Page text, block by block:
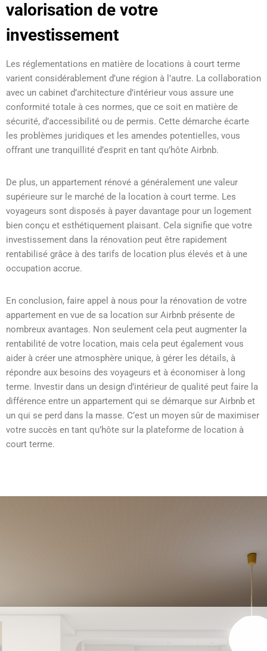
valorisation de votre
investissement
Les réglementations en matière de locations à court terme
varient considérablement d’une région à l’autre. La collaboration
avec un cabinet d’architecture d’intérieur vous assure une
conformité totale à ces normes, que ce soit en matière de
sécurité, d’accessibilité ou de permis. Cette démarche écarte
les problèmes juridiques et les amendes potentielles, vous
offrant une tranquillité d’esprit en tant qu’hôte Airbnb.
De plus, un appartement rénové a généralement une valeur
supérieure sur le marché de la location à court terme. Les
voyageurs sont disposés à payer davantage pour un logement
bien conçu et esthétiquement plaisant. Cela signifie que votre
investissement dans la rénovation peut être rapidement
rentabilisé grâce à des tarifs de location plus élevés et à une
occupation accrue.
En conclusion, faire appel à nous pour la rénovation de votre
appartement en vue de sa location sur Airbnb présente de
nombreux avantages. Non seulement cela peut augmenter la
rentabilité de votre location, mais cela peut également vous
aider à créer une atmosphère unique, à gérer les détails, à
répondre aux besoins des voyageurs et à économiser à long
terme. Investir dans un design d’intérieur de qualité peut faire la
différence entre un appartement qui se démarque sur Airbnb et
un qui se perd dans la masse. C’est un moyen sûr de maximiser
votre succès en tant qu’hôte sur la plateforme de location à
court terme.